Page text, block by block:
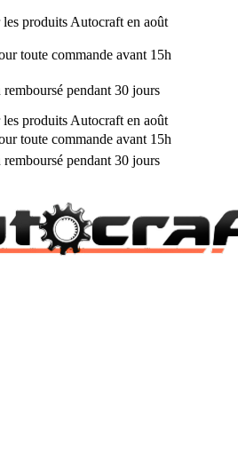
produits Autocraft en août
toute commande avant 15h
pendant 30 jours
produits Autocraft en août
toute commande avant 15h
pendant 30 jours